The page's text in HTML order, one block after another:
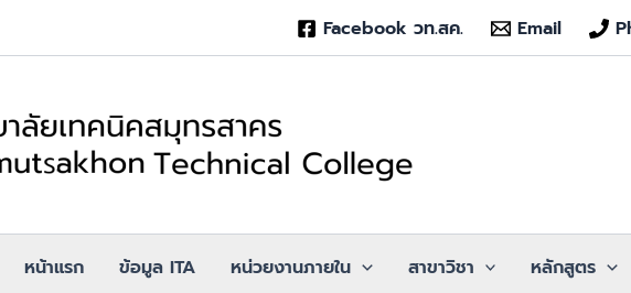
Facebook วท.สค. Email
หน้าแรก ข้อมูล ITA หน่วยงานภายใน สาขาวิชา หลักสูตร